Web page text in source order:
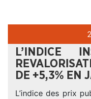
L’INDICE
DE +5,3% EN
L’indice des prix